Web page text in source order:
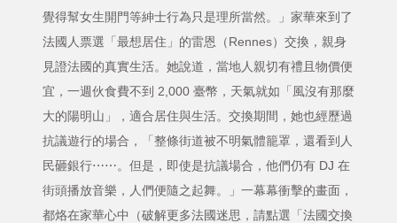
覺得幫女生開門等紳士行為只是理所當然。」家華來到了
法國人票選「最想居住」的雷恩（Rennes）交換，親身
見證法國的真實生活。她說道，當地人親切有禮且物價便
宜，一週伙食費不到 2,000 臺幣，天氣就如「風沒有那麼
大的陽明山」，適合居住與生活。交換期間，她也經歷過
抗議遊行的場合，「整條街道被不明氣體籠罩，還看到人
民砸銀行⋯⋯。但是，即使是抗議場合，他們仍有 DJ 在
街頭播放音樂，人們便隨之起舞。」一幕幕衝擊的畫面，
都烙在家華心中（破解更多法國迷思，請點選「法國交換